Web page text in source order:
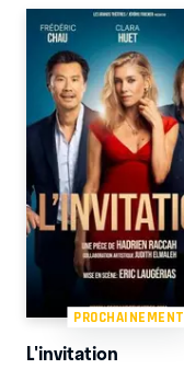
PROCHAINEMENT
L'invitation